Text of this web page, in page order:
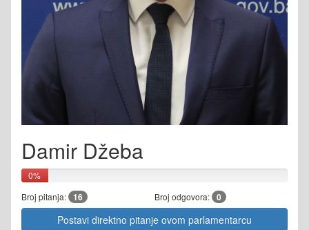
Damir Džeba
0%
Broj pitanja: 16 Broj odgovora: 0
Postavi direktno pitanje ovom parlamentarcu